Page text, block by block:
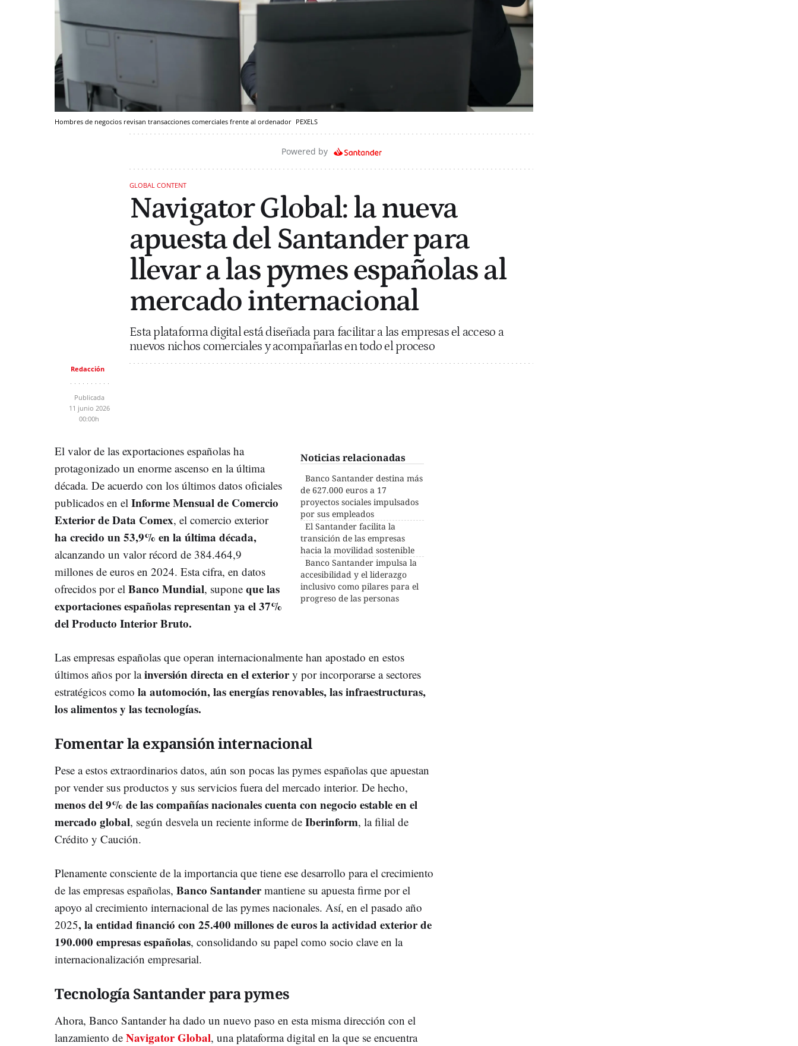
Hombres de negocios revisan transacciones comerciales frente al ordenador PEXELS
Powered by
GLOBAL CONTENT
Navigator Global: la nueva
apuesta del Santander para
llevar a las pymes españolas al
mercado internacional
Esta plataforma digital está diseñada para facilitar a las empresas el acceso a
nuevos nichos comerciales y acompañarlas en todo el proceso
Redacción
Publicada
11 junio 2026
00:00h
Noticias relacionadas
Banco Santander destina más
de 627.000 euros a 17
proyectos sociales impulsados
por sus empleados
El Santander facilita la
transición de las empresas
hacia la movilidad sostenible
Banco Santander impulsa la
accesibilidad y el liderazgo
inclusivo como pilares para el
progreso de las personas
El valor de las exportaciones españolas ha
protagonizado un enorme ascenso en la última
década. De acuerdo con los últimos datos oficiales
publicados en el Informe Mensual de Comercio
Exterior de Data Comex, el comercio exterior
ha crecido un 53,9% en la última década,
alcanzando un valor récord de 384.464,9
millones de euros en 2024. Esta cifra, en datos
ofrecidos por el Banco Mundial, supone que las
exportaciones españolas representan ya el37%
del Producto Interior Bruto.
Las empresas españolas que operan internacionalmente han apostado en estos
últimos años por lainversión directa en el exteriory por incorporarse a sectores
estratégicos como la automoción, las energías renovables, las infraestructuras,
los alimentos y las tecnologías.
Fomentar la expansión internacional
Pese a estos extraordinarios datos, aún son pocas las pymes españolas que apuestan
por vender sus productos y sus servicios fuera del mercado interior. De hecho,
menos del 9% de las compañías nacionales cuenta con negocio estable en el
mercado global, según desvela un reciente informe de Iberinform, la filial de
Crédito y Caución.
Plenamente consciente de la importancia que tiene ese desarrollo para el crecimiento
de las empresas españolas, Banco Santandermantiene su apuesta firme por el
apoyo al crecimiento internacional de las pymes nacionales. Así, en el pasado año
2025, la entidad financió con 25.400 millones de euros la actividad exterior de
190.000 empresas españolas, consolidando su papel como socio clave en la
internacionalización empresarial.
Tecnología Santander para pymes
Ahora, Banco Santander ha dado un nuevo paso en esta misma dirección con el
lanzamiento de Navigator Global, una plataforma digital en la que se encuentra